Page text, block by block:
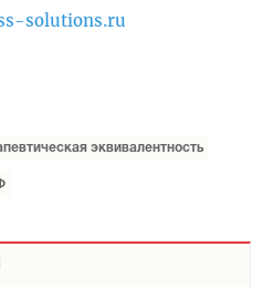
solutions.ru
эквивалентность